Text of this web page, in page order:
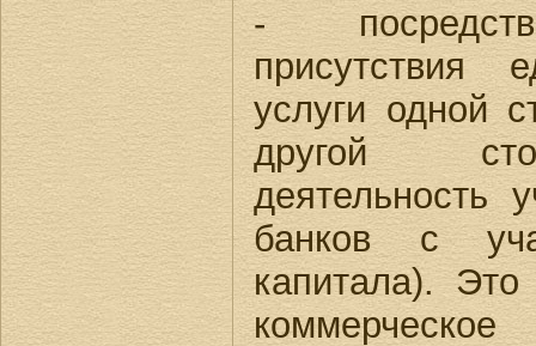
-
присутствия
услуги одной
другой
деятельность
банков с
капитала). Это